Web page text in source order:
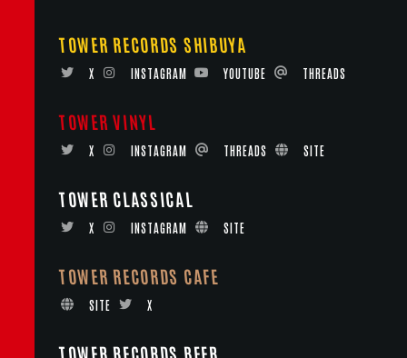
TOWER RECORDS SHIBUYA
X INSTAGRAM YOUTUBE THREADS
TOWER VINYL
X INSTAGRAM THREADS SITE
TOWER CLASSICAL
X INSTAGRAM SITE
TOWER RECORDS CAFE
SITE X
TOWER RECORDS BEER